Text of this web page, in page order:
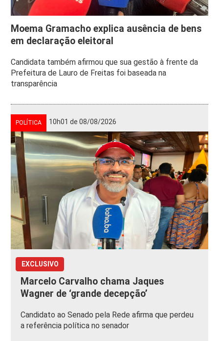
Moema Gramacho explica ausência de bens
em declaração eleitoral
Candidata também afirmou que sua gestão à frente da
Prefeitura de Lauro de Freitas foi baseada na
transparência
POLÍTICA 10h01 de 08/08/2026
EXCLUSIVO
Marcelo Carvalho chama Jaques
Wagner de ‘grande decepção’
Candidato ao Senado pela Rede afirma que perdeu
a referência política no senador